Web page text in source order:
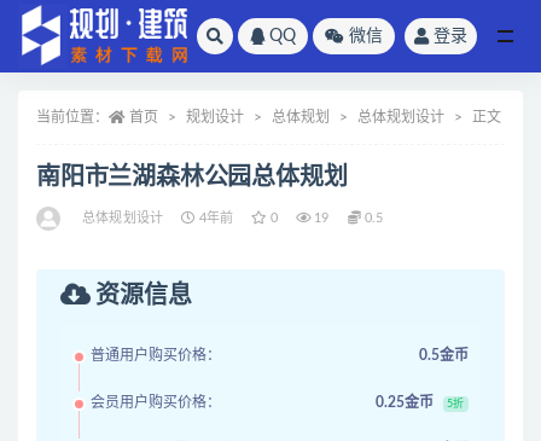
QQ 微信 登录
当前位置： 首页 规划设计 总体规划 总体规划设计 正文
南阳市兰湖森林公园总体规划
总体规划设计 4年前 0 19 0.5
资源信息
普通用户购买价格： 0.5金币
会员用户购买价格： 0.25金币 5折
全部